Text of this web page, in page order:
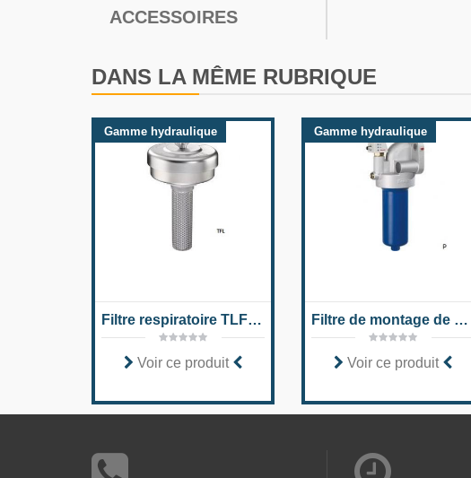
ACCESSOIRES
DANS LA MÊME RUBRIQUE
Gamme hydraulique
Filtre respiratoire TLF I, TLF II, TLF III
Voir ce produit
Gamme hydraulique
Filtre de montage de blocs, pour montage sur bride latérale 245 PSF (N)
Voir ce produit